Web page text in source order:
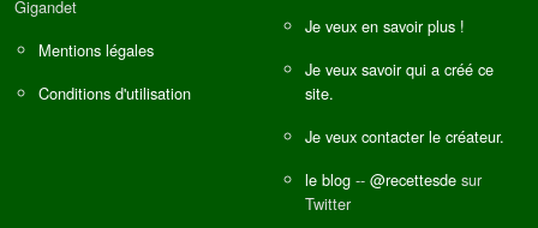
Gigandet
Mentions légales
Conditions d'utilisation
Je veux en savoir plus !
Je veux savoir qui a créé ce
site.
Je veux contacter le créateur.
le blog -- @recettesde sur
Twitter